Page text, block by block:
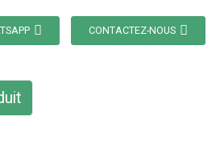
CONTACTEZ-NOUS